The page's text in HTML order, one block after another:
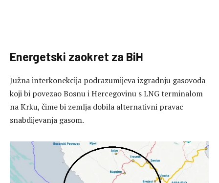
Energetski zaokret za BiH
Južna interkonekcija podrazumijeva izgradnju gasovoda
koji bi povezao Bosnu i Hercegovinu s LNG terminalom
na Krku, čime bi zemlja dobila alternativni pravac
snabdijevanja gasom.